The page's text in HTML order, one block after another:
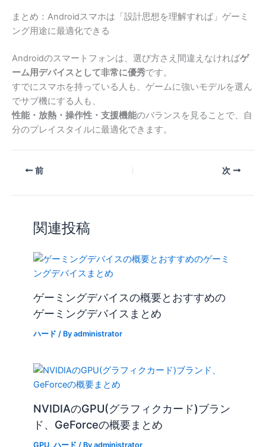
まとめ：Androidスマホは「設計思想を理解すれば」ゲーミ
ング用途に最適化できる
Androidのスマートフォンは、選び方さえ間違えなければゲ
ーム用デバイスとして非常に優秀です。
すでにスマホを持っている人も、ゲームに強いモデルを選ん
でサブ機にする人も、
性能・放熱・操作性・支援機能のバランスを見ることで、自
分のプレイスタイルに最適化できます。
前 次
関連投稿
ゲーミングデバイスの概要とおすすめの
ゲーミングデバイスまとめ
ハード / Byadministrator
NVIDIAのGPU(グラフィクカード)ブラン
ド、GeForceの概要まとめ
GPU,ハード / Byadministrator